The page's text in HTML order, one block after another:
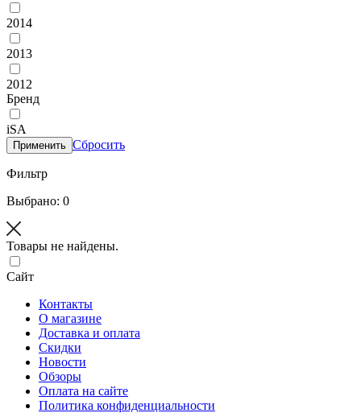
2014
2013
2012
Бренд
iSA
Применить Сбросить
Фильтр
Выбрано: 0
Товары не найдены.
Сайт
Контакты
О магазине
Доставка и оплата
Скидки
Новости
Обзоры
Оплата на сайте
Политика конфиденциальности